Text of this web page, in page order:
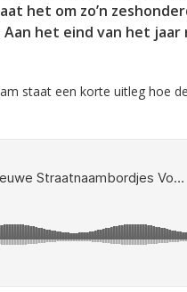
het om zo’n
het eind van het jaar
staat een korte uitleg hoe